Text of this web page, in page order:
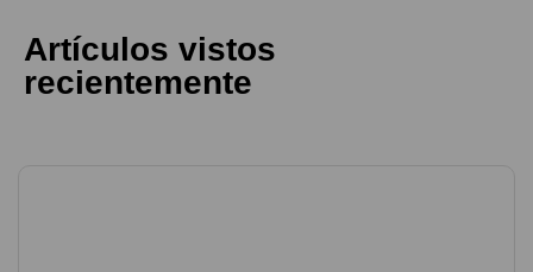
Artículos vistos
recientemente